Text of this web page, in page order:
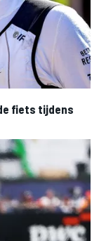
fiets tijdens